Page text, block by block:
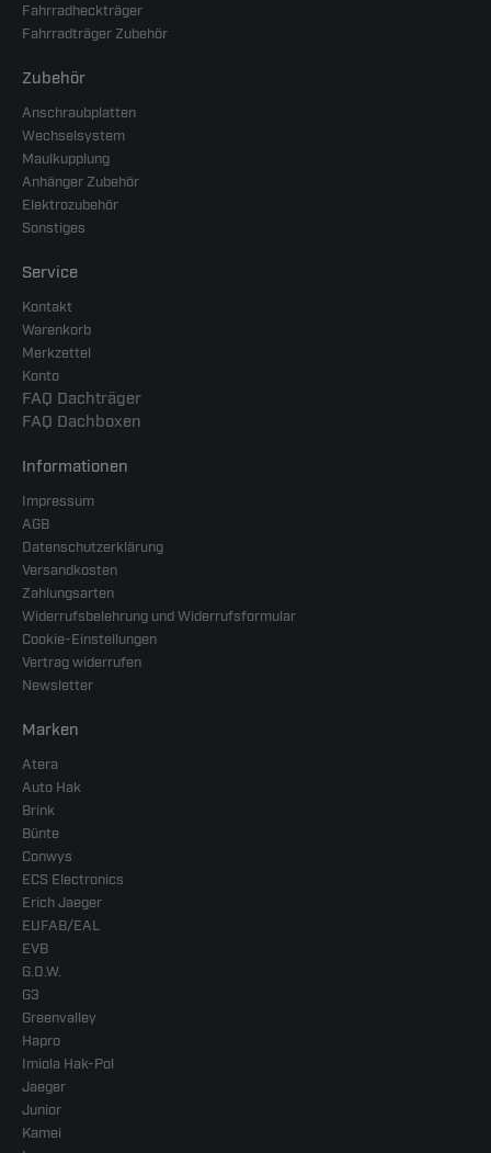
Fahrradheckträger
Fahrradträger Zubehör
Zubehör
Anschraubplatten
Wechselsystem
Maulkupplung
Anhänger Zubehör
Elektrozubehör
Sonstiges
Service
Kontakt
Warenkorb
Merkzettel
Konto
FAQ Dachträger
FAQ Dachboxen
Informationen
Impressum
AGB
Datenschutzerklärung
Versandkosten
Zahlungsarten
Widerrufsbelehrung und Widerrufsformular
Cookie-Einstellungen
Vertrag widerrufen
Newsletter
Marken
Atera
Auto Hak
Brink
Bünte
Conwys
ECS Electronics
Erich Jaeger
EUFAB/EAL
EVB
G.D.W.
G3
Greenvalley
Hapro
Imiola Hak-Pol
Jaeger
Junior
Kamei